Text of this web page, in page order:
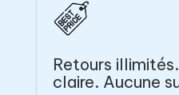
Retours
claire. Aucune